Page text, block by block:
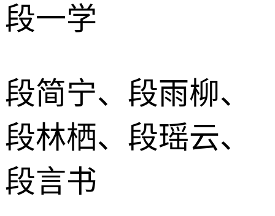
段一学
段简宁、段雨柳、
段林栖、段瑶云、
段言书